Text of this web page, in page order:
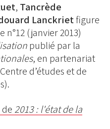
, Tancrède
Lanckrietfigure
(janvier 2013)
publié par la
, en partenariat
d’études et de
2013 : l'état de la